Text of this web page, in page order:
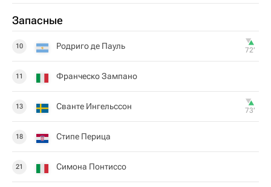
Запасные
10 Родриго де Пауль 72‎’‎
11 Франческо Зампано
13 Сванте Ингельссон 73‎’‎
18 Стипе Перица
21 Симона Понтиссо